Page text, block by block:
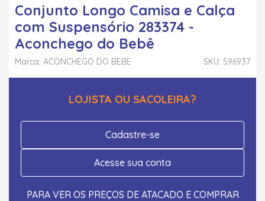
Conjunto Longo Camisa e Calça
com Suspensório 283374 -
Aconchego do Bebê
SKU: 596937
Marca: ACONCHEGO DO BEBE
LOJISTA OU SACOLEIRA?
Cadastre-se
Acesse sua conta
PARA VER OS PREÇOS DE ATACADO E COMPRAR